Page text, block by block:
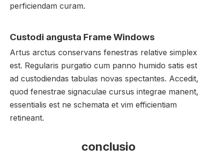
perficiendam curam.
Custodi angusta Frame Windows
Artus arctus conservans fenestras relative simplex
est. Regularis purgatio cum panno humido satis est
ad custodiendas tabulas novas spectantes. Accedit,
quod fenestrae signaculae cursus integrae manent,
essentialis est ne schemata et vim efficientiam
retineant.
conclusio